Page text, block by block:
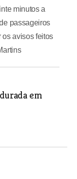
minutos a
passageiros
avisos feitos
em